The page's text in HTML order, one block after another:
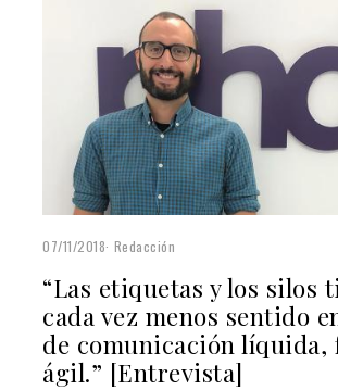
07/11/2018 Redacción
“Las etiquetas y los silos
cada vez menos sentido
de comunicación líquida,
ágil.” [Entrevista]